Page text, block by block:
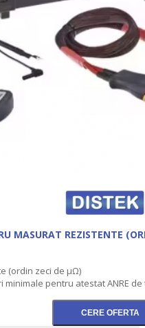
MASURAT REZISTENTE
(ordin zeci de μΩ)
pentru atestat ANRE de